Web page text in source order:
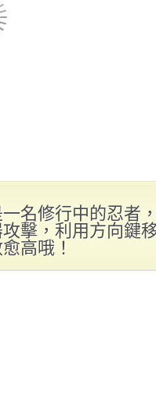
名修行中的忍者
擊，利用方向鍵
高哦！